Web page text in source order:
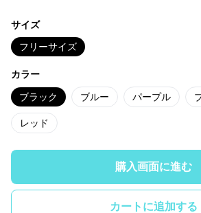
サイズ
フリーサイズ
カラー
ブラック ブルー パープル
レッド
購入画面に進む
カートに追加する